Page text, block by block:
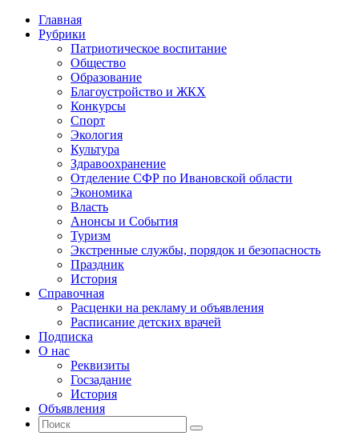
Главная
Рубрики
Патриотическое воспитание
Общество
Образование
Благоустройство и ЖКХ
Конкурсы
Спорт
Экология
Культура
Здравоохранение
Отделение СФР по Ивановской области
Экономика
Власть
Анонсы и События
Туризм
Экстренные службы, порядок и безопасность
Праздник
История
Справочная
Расценки на рекламу и объявления
Расписание детских врачей
Подписка
О нас
Реквизиты
Госзадание
История
Объявления
Поиск
Искать:
Поиск